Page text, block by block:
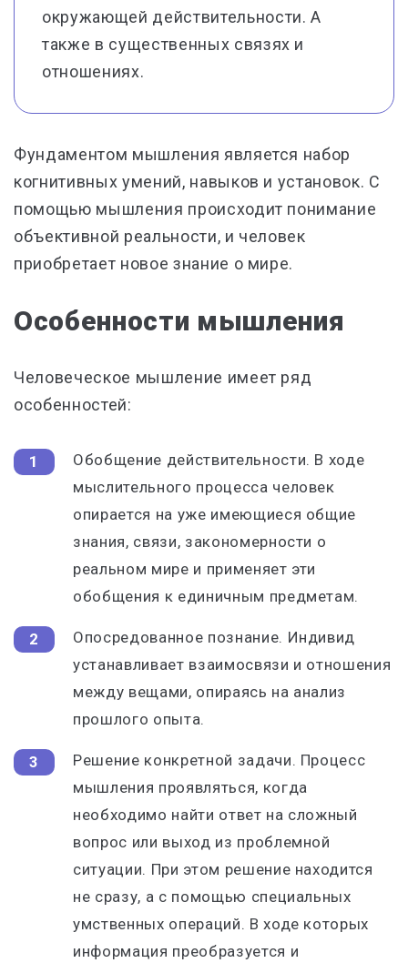
окружающей действительности. А
также в существенных связях и
отношениях.
Фундаментом мышления является набор
когнитивных умений, навыков и установок. С
помощью мышления происходит понимание
объективной реальности, и человек
приобретает новое знание о мире.
Особенности мышления
Человеческое мышление имеет ряд
особенностей:
Обобщение действительности. В ходе
мыслительного процесса человек
опирается на уже имеющиеся общие
знания, связи, закономерности о
реальном мире и применяет эти
обобщения к единичным предметам.
Опосредованное познание. Индивид
устанавливает взаимосвязи и отношения
между вещами, опираясь на анализ
прошлого опыта.
Решение конкретной задачи. Процесс
мышления проявляться, когда
необходимо найти ответ на сложный
вопрос или выход из проблемной
ситуации. При этом решение находится
не сразу, а с помощью специальных
умственных операций. В ходе которых
информация преобразуется и